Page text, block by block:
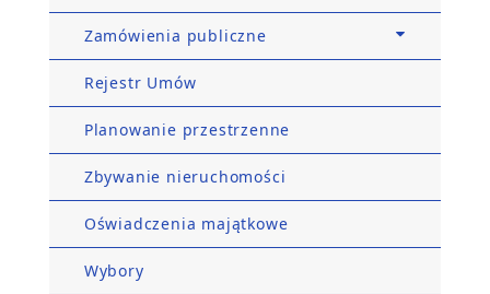
Zamówienia publiczne
Rejestr Umów
Planowanie przestrzenne
Zbywanie nieruchomości
Oświadczenia majątkowe
Wybory